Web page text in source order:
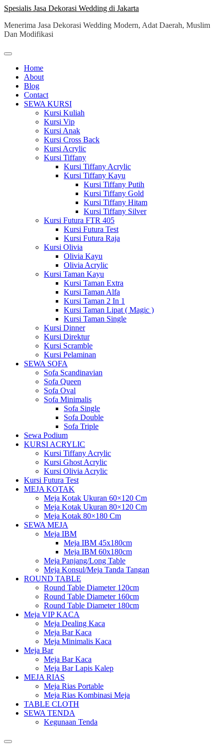
Skip
content
Spesialis Jasa Dekorasi Wedding di Jakarta
Menerima Jasa Dekorasi Wedding Modern, Adat Daerah, Muslim
Dan Modifikasi
Home
About
Blog
Contact
SEWA KURSI
Kursi Kuliah
Kursi Vip
Kursi Anak
Kursi Cross Back
Kursi Acrylic
Kursi Tiffany
Kursi Tiffany Acrylic
Kursi Tiffany Kayu
Kursi Tiffany Putih
Kursi Tiffany Gold
Kursi Tiffany Hitam
Kursi Tiffany Silver
Kursi Futura FTR 405
Kursi Futura Test
Kursi Futura Raja
Kursi Olivia
Olivia Kayu
Olivia Acrylic
Kursi Taman Kayu
Kursi Taman Extra
Kursi Taman Alfa
Kursi Taman 2 In 1
Kursi Taman Lipat ( Magic )
Kursi Taman Single
Kursi Dinner
Kursi Direktur
Kursi Scramble
Kursi Pelaminan
SEWA SOFA
Sofa Scandinavian
Sofa Queen
Sofa Oval
Sofa Minimalis
Sofa Single
Sofa Double
Sofa Triple
Sewa Podium
KURSI ACRYLIC
Kursi Tiffany Acrylic
Kursi Ghost Acrylic
Kursi Olivia Acrylic
Kursi Futura Test
MEJA KOTAK
Meja Kotak Ukuran 60×120 Cm
Meja Kotak Ukuran 80×120 Cm
Meja Kotak 80×180 Cm
SEWA MEJA
Meja IBM
Meja IBM 45x180cm
Meja IBM 60x180cm
Meja Panjang/Long Table
Meja Konsul/Meja Tanda Tangan
ROUND TABLE
Round Table Diameter 120cm
Round Table Diameter 160cm
Round Table Diameter 180cm
Meja VIP KACA
Meja Dealing Kaca
Meja Bar Kaca
Meja Minimalis Kaca
Meja Bar
Meja Bar Kaca
Meja Bar Lapis Kalep
MEJA RIAS
Meja Rias Portable
Meja Rias Kombinasi Meja
TABLE CLOTH
SEWA TENDA
Kegunaan Tenda